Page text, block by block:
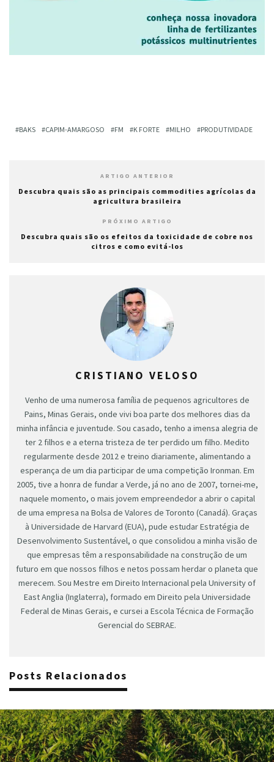
BAKS CAPIM-AMARGOSO FM K FORTE MILHO PRODUTIVIDADE
ARTIGO ANTERIOR
Descubra quais são as principais commodities agrícolas da
agricultura brasileira
PRÓXIMO ARTIGO
Descubra quais são os efeitos da toxicidade de cobre nos
citros e como evitá-los
CRISTIANO VELOSO
Venho de uma numerosa família de pequenos agricultores de
Pains, Minas Gerais, onde vivi boa parte dos melhores dias da
minha infância e juventude. Sou casado, tenho a imensa alegria de
ter 2 filhos e a eterna tristeza de ter perdido um filho. Medito
regularmente desde 2012 e treino diariamente, alimentando a
esperança de um dia participar de uma competição Ironman. Em
2005, tive a honra de fundar a Verde, já no ano de 2007, tornei-me,
naquele momento, o mais jovem empreendedor a abrir o capital
de uma empresa na Bolsa de Valores de Toronto (Canadá). Graças
à Universidade de Harvard (EUA), pude estudar Estratégia de
Desenvolvimento Sustentável, o que consolidou a minha visão de
que empresas têm a responsabilidade na construção de um
futuro em que nossos filhos e netos possam herdar o planeta que
merecem. Sou Mestre em Direito Internacional pela University of
East Anglia (Inglaterra), formado em Direito pela Universidade
Federal de Minas Gerais, e cursei a Escola Técnica de Formação
Gerencial do SEBRAE.
Posts Relacionados